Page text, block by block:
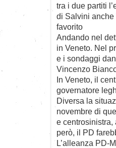
tra i due partiti
di Salvini
favorito
Andando nel
in Veneto. Nel
e i sondaggi
Vincenzo
In Veneto, il
governatore
Diversa la
novembre di
e centrosinistra,
però, il PD
L’alleanza PD-